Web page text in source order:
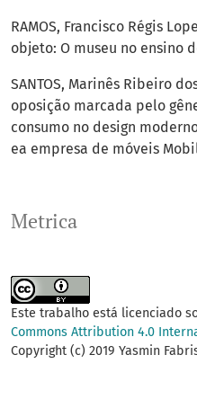
Metrica
RAMOS, Francisco Régis
objeto: O museu no ensino
SANTOS, Marinês Ribeiro
oposição marcada pelo
consumo no design
ea empresa de móveis
Este trabalho está licenciado
Commons Attribution 4.0
Copyright (c) 2019 Yasmin